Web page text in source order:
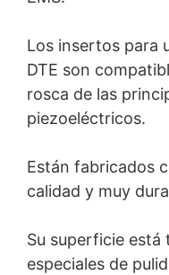
Los insertos para
DTE son
rosca de las
piezoeléctricos.
Están fabricados
calidad y muy
Su superficie
especiales de